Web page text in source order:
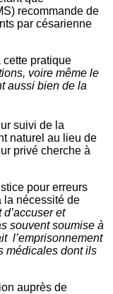
recommande de
par césarienne
cette pratique
voire même le
aussi bien de la
suivi de la
naturel au lieu de
privé cherche à
pour erreurs
la nécessité de
et
souvent soumise à
l’emprisonnement
médicales dont ils
auprès de